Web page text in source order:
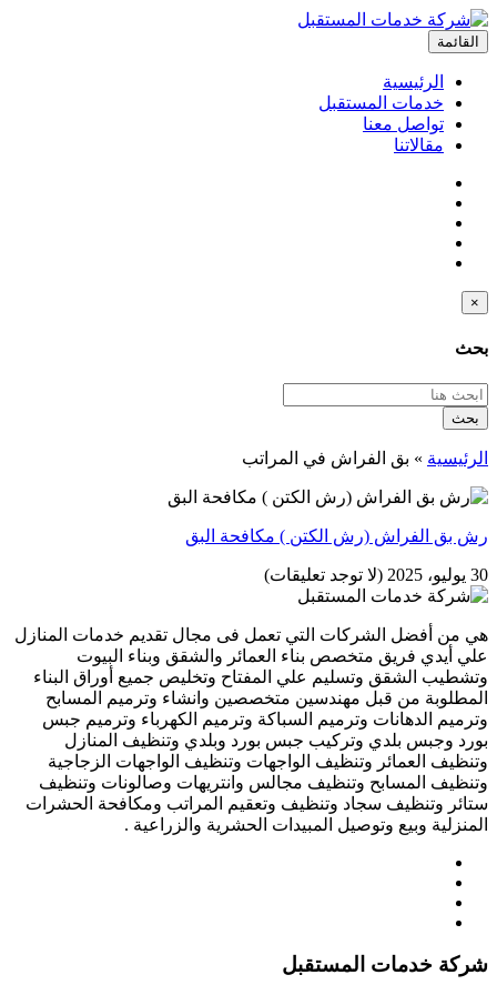
القائمة
الرئيسية
خدمات المستقبل
تواصل معنا
مقالاتنا
×
بحث
بحث
الرئيسية » بق الفراش في المراتب
رش بق الفراش (رش الكتن ) مكافحة البق
30 يوليو، 2025 (لا توجد تعليقات)
هي من أفضل الشركات التي تعمل فى مجال تقديم خدمات المنازل
علي أيدي فريق متخصص بناء العمائر والشقق وبناء البيوت
وتشطيب الشقق وتسليم علي المفتاح وتخليص جميع أوراق البناء
المطلوبة من قبل مهندسين متخصصين وانشاء وترميم المسابح
وترميم الدهانات وترميم السباكة وترميم الكهرباء وترميم جبس
بورد وجبس بلدي وتركيب جبس بورد وبلدي وتنظيف المنازل
وتنظيف العمائر وتنظيف الواجهات وتنظيف الواجهات الزجاجية
وتنظيف المسابح وتنظيف مجالس وانتريهات وصالونات وتنظيف
ستائر وتنظيف سجاد وتنظيف وتعقيم المراتب ومكافحة الحشرات
المنزلية وبيع وتوصيل المبيدات الحشرية والزراعية .
شركة خدمات المستقبل